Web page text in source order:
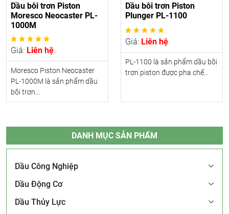
Dầu bôi trơn Piston
Moresco Neocaster PL-
1000M
Giá: Liên hệ
Moresco Piston Neocaster
PL-1000M là sản phẩm dầu
bôi trơn...
Dầu bôi trơn Piston
Plunger PL-1100
Giá: Liên hệ
PL-1100 là sản phẩm dầu bôi
trơn piston được pha chế...
DANH MỤC SẢN PHẨM
Dầu Công Nghiệp
Dầu Động Cơ
Dầu Thủy Lực